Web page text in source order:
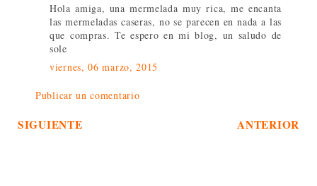
Hola amiga, una mermelada muy rica, me encanta
las mermeladas caseras, no se parecen en nada a las
que compras. Te espero en mi blog, un saludo de
sole
viernes, 06 marzo, 2015
Publicar un comentario
SIGUIENTE ANTERIOR